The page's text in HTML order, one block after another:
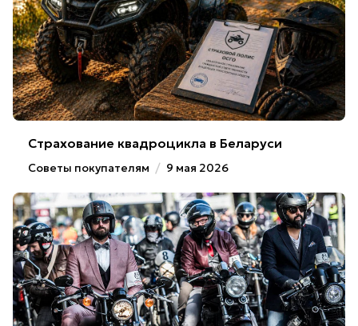
Страхование квадроцикла в Беларуси
Советы покупателям / 9 мая 2026